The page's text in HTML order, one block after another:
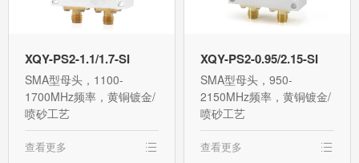
XQY-PS2-1.1/1.7-SI
SMA型母头，1100-
1700MHz频率，黄铜镀金/
喷砂工艺
查看更多
XQY-PS2-0.95/2.15-SI
SMA型母头，950-
2150MHz频率，黄铜镀金/
喷砂工艺
查看更多